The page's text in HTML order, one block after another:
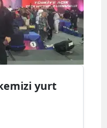
yurt